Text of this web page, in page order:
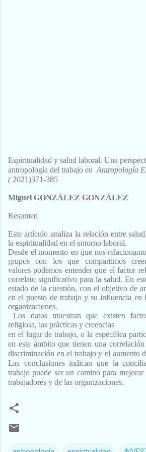
Espiritualidad y salud laboral. Una
antropología del trabajo en Antropología
( 2021)371-385
Miguel GONZÁLEZ GONZÁLEZ
Resumen
Este artículo analiza la relación entre
la espiritualidad en el entorno laboral.
Desde el momentoen que nos
grupos con los que compartimos
valorespodemos entender que el factor
correlato significativo para la salud. En
estado de la cuestión, con el objetivo de
en el puesto de trabajo y su influencia en
organizaciones.
Los datos muestran que existen
religiosa, las prácticas y creencias
en el lugar de trabajo, o la específica
en este ámbito que tienen una
discriminación en el trabajo y el aumento
Las conclusiones indican que la
trabajo puede ser un camino para
trabajadores y de las organizaciones.